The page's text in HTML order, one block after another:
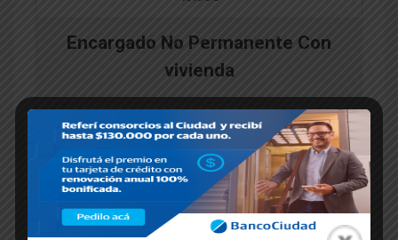
Encargado No Permanente Con
vivienda
48.058
48.058